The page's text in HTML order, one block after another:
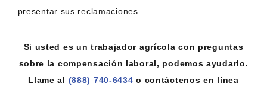
presentar sus reclamaciones.
Si usted es un trabajador agrícola con preguntas
sobre la compensación laboral, podemos ayudarlo.
Llame al (888) 740-6434 o contáctenos en línea